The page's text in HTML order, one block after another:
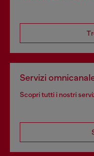
Servizi
Scopri tutti i nostri